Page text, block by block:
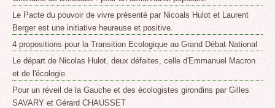
Le Pacte du pouvoir de vivre présenté par Nicoals Hulot et Laurent
Berger est une initiative heureuse et positive.
4 propositions pour la Transition Ecologique au Grand Débat National
Le départ de Nicolas Hulot, deux défaites, celle d'Emmanuel Macron
et de l'écologie.
Pour un réveil de la Gauche et des écologistes girondins par Gilles
SAVARY et Gérard CHAUSSET